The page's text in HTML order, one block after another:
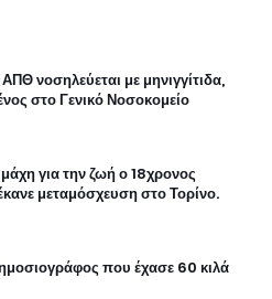
νοσηλεύεται με μηνιγγίτιδα,
στο Γενικό Νοσοκομείο
για την ζωή ο 18χρονος
μεταμόσχευση στο Τορίνο.
που έχασε 60 κιλά